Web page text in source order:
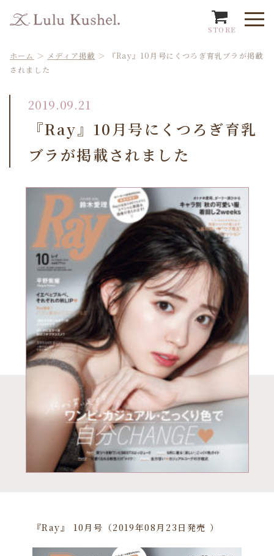
STORE
ホーム ＞ メディア掲載 ＞
『Ray』10月号にくつろぎ育乳ブラが掲載
されました
2019.09.21
『Ray』10月号にくつろぎ育乳
ブラが掲載されました
『Ray』 10月号（2019年08月23日発売 ）